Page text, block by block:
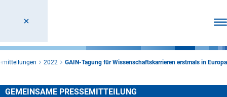
2022 GAIN-Tagung für Wissenschaftskarrieren erstmals in Europa
GEMEINSAME PRESSEMITTEILUNG